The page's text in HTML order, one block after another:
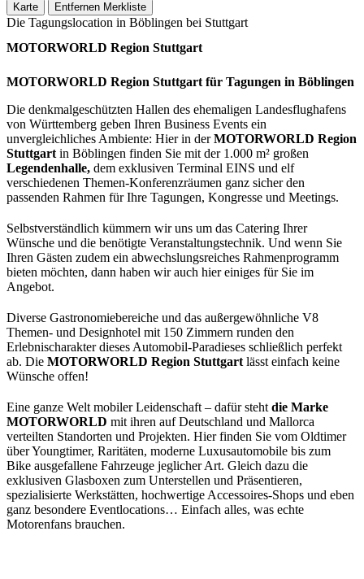
Karte Entfernen Merkliste
Die Tagungslocation in Böblingen bei Stuttgart
MOTORWORLD Region Stuttgart
MOTORWORLD Region Stuttgart für Tagungen in Böblingen
Die denkmalgeschützten Hallen des ehemaligen Landesflughafens
von Württemberg geben Ihren Business Events ein
unvergleichliches Ambiente: Hier in derMOTORWORLD Region
Stuttgart in Böblingen finden Sie mit der 1.000 m² großen
Legendenhalle, dem exklusiven Terminal EINS und elf
verschiedenen Themen-Konferenzräumen ganz sicher den
passenden Rahmen für Ihre Tagungen, Kongresse und Meetings.
Selbstverständlich kümmern wir uns um das Catering Ihrer
Wünsche und die benötigte Veranstaltungstechnik. Und wenn Sie
Ihren Gästen zudem ein abwechslungsreiches Rahmenprogramm
bieten möchten, dann haben wir auch hier einiges für Sie im
Angebot.
Diverse Gastronomiebereiche und das außergewöhnliche V8
Themen- und Designhotel mit 150 Zimmern runden den
Erlebnischarakter dieses Automobil-Paradieses schließlich perfekt
ab. Die MOTORWORLD Region Stuttgart lässt einfach keine
Wünsche offen!
Eine ganze Welt mobiler Leidenschaft – dafür steht die Marke
MOTORWORLD mit ihren auf Deutschland und Mallorca
verteilten Standorten und Projekten. Hier finden Sie vom Oldtimer
über Youngtimer, Raritäten, moderne Luxusautomobile bis zum
Bike ausgefallene Fahrzeuge jeglicher Art. Gleich dazu die
exklusiven Glasboxen zum Unterstellen und Präsentieren,
spezialisierte Werkstätten, hochwertige Accessoires-Shops und eben
ganz besondere Eventlocations… Einfach alles, was echte
Motorenfans brauchen.